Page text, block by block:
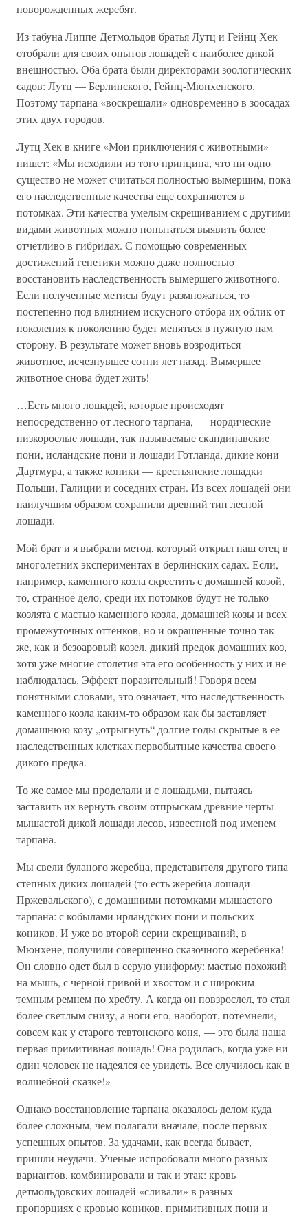
новорожденных жеребят.
Из табуна Липпе-Детмольдов братья Лутц и Гейнц Хек
отобрали для своих опытов лошадей с наиболее дикой
внешностью. Оба брата были директорами зоологических
садов: Лутц — Берлинского, Гейнц-Мюнхенского.
Поэтому тарпана «воскрешали» одновременно в зоосадах
этих двух городов.
Лутц Хек в книге «Мои приключения с животными»
пишет: «Мы исходили из того принципа, что ни одно
существо не может считаться полностью вымершим, пока
его наследственные качества еще сохраняются в
потомках. Эти качества умелым скрещиванием с другими
видами животных можно попытаться выявить более
отчетливо в гибридах. С помощью современных
достижений генетики можно даже полностью
восстановить наследственность вымершего животного.
Если полученные метисы будут размножаться, то
постепенно под влиянием искусного отбора их облик от
поколения к поколению будет меняться в нужную нам
сторону. В результате может вновь возродиться
животное, исчезнувшее сотни лет назад. Вымершее
животное снова будет жить!
…Есть много лошадей, которые происходят
непосредственно от лесного тарпана, — нордические
низкорослые лошади, так называемые скандинавские
пони, исландские пони и лошади Готланда, дикие кони
Дартмура, а также коники — крестьянские лошадки
Польши, Галиции и соседних стран. Из всех лошадей они
наилучшим образом сохранили древний тип лесной
лошади.
Мой брат и я выбрали метод, который открыл наш отец в
многолетних экспериментах в берлинских садах. Если,
например, каменного козла скрестить с домашней козой,
то, странное дело, среди их потомков будут не только
козлята с мастью каменного козла, домашней козы и всех
промежуточных оттенков, но и окрашенные точно так
же, как и безоаровый козел, дикий предок домашних коз,
хотя уже многие столетия эта его особенность у них и не
наблюдалась. Эффект поразительный! Говоря всем
понятными словами, это означает, что наследственность
каменного козла каким-то образом как бы заставляет
домашнюю козу „отрыгнуть“ долгие годы скрытые в ее
наследственных клетках первобытные качества своего
дикого предка.
То же самое мы проделали и с лошадьми, пытаясь
заставить их вернуть своим отпрыскам древние черты
мышастой дикой лошади лесов, известной под именем
тарпана.
Мы свели буланого жеребца, представителя другого типа
степных диких лошадей (то есть жеребца лошади
Пржевальского), с домашними потомками мышастого
тарпана: с кобылами ирландских пони и польских
коников. И уже во второй серии скрещиваний, в
Мюнхене, получили совершенно сказочного жеребенка!
Он словно одет был в серую униформу: мастью похожий
на мышь, с черной гривой и хвостом и с широким
темным ремнем по хребту. А когда он повзрослел, то стал
более светлым снизу, а ноги его, наоборот, потемнели,
совсем как у старого тевтонского коня, — это была наша
первая примитивная лошадь! Она родилась, когда уже ни
один человек не надеялся ее увидеть. Все случилось как в
волшебной сказке!»
Однако восстановление тарпана оказалось делом куда
более сложным, чем полагали вначале, после первых
успешных опытов. За удачами, как всегда бывает,
пришли неудачи. Ученые испробовали много разных
вариантов, комбинировали и так и этак: кровь
детмольдовских лошадей «сливали» в разных
пропорциях с кровью коников, примитивных пони и